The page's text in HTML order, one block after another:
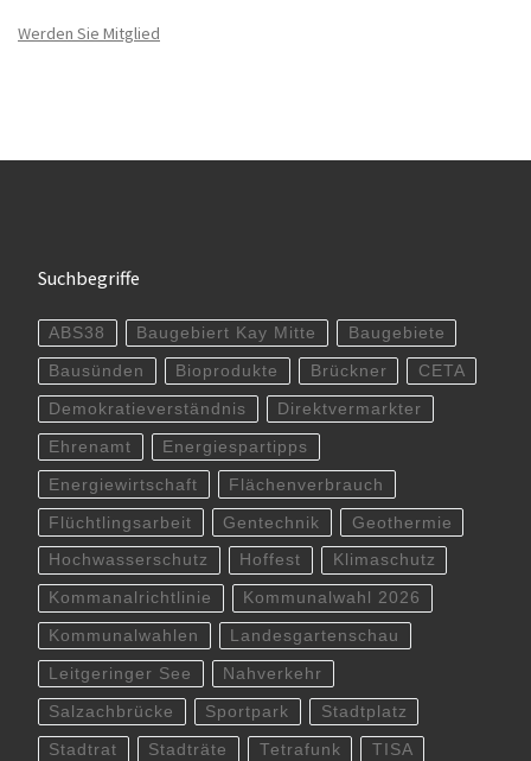
Werden Sie Mitglied
Suchbegriffe
ABS38 Baugebiert Kay Mitte Baugebiete
Bausünden Bioprodukte Brückner CETA
Demokratieverständnis Direktvermarkter
Ehrenamt Energiespartipps
Energiewirtschaft Flächenverbrauch
Flüchtlingsarbeit Gentechnik Geothermie
Hochwasserschutz Hoffest Klimaschutz
Kommanalrichtlinie Kommunalwahl 2026
Kommunalwahlen Landesgartenschau
Leitgeringer See Nahverkehr
Salzachbrücke Sportpark Stadtplatz
Stadtrat Stadträte Tetrafunk TISA